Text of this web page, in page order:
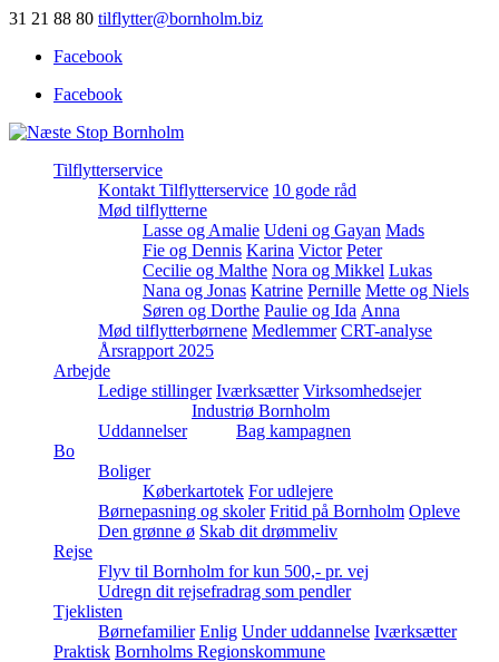
31 21 88 80 tilflytter@bornholm.biz
Facebook
Facebook
Tilflytterservice
Kontakt Tilflytterservice 10 gode råd
Mød tilflytterne
Lasse og Amalie Udeni og Gayan Mads
Fie og Dennis Karina Victor Peter
Cecilie og Malthe Nora og Mikkel Lukas
Nana og Jonas Katrine Pernille Mette og Niels
Søren og Dorthe Paulie og Ida Anna
Mød tilflytterbørnene Medlemmer CRT-analyse
Årsrapport 2025
Arbejde
Ledige stillinger Iværksætter Virksomhedsejer
Uddannelser
Industriø Bornholm
Bag kampagnen
Bo
Boliger
Køberkartotek For udlejere
Børnepasning og skoler Fritid på Bornholm Opleve
Den grønne ø Skab dit drømmeliv
Rejse
Flyv til Bornholm for kun 500,- pr. vej
Udregn dit rejsefradrag som pendler
Tjeklisten
Børnefamilier Enlig Under uddannelse Iværksætter
Praktisk Bornholms Regionskommune